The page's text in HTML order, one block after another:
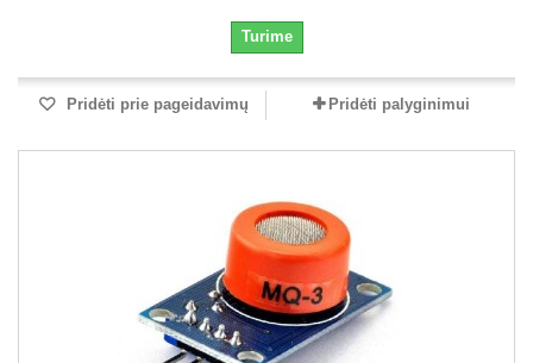
Turime
Pridėti prie pageidavimų Pridėti palyginimui